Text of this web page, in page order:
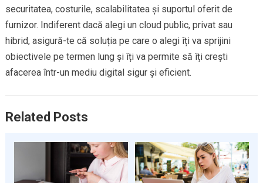
securitatea, costurile, scalabilitatea și suportul oferit de
furnizor. Indiferent dacă alegi un cloud public, privat sau
hibrid, asigură-te că soluția pe care o alegi îți va sprijini
obiectivele pe termen lung și îți va permite să îți crești
afacerea într-un mediu digital sigur și eficient.
Related Posts